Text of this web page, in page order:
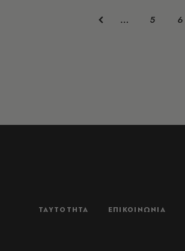
… 5 6
ΤΑΥΤΟΤΗΤΑ ΕΠΙΚΟΙΝΩΝΙΑ